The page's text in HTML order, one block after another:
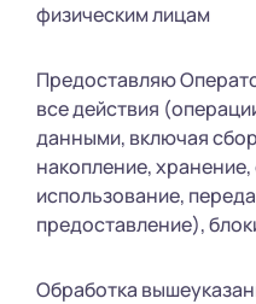
физическим лицам
Предоставляю
все действия
данными, включая
накопление,
использование,
предоставление),
Обработка